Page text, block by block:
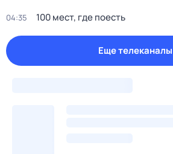
04:35 100 мест, где поесть
Еще телеканалы